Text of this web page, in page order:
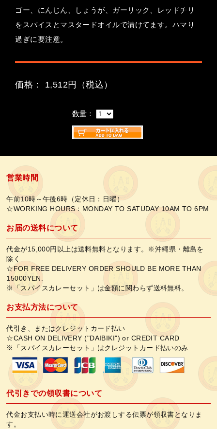
ゴー、にんじん、しょうが、ガーリック、レッドチリ
をスパイスとマスタードオイルで漬けてます。ハマり
過ぎに要注意。
価格： 1,512円（税込）
数量：
営業時間
午前10時～午後6時（定休日：日曜）
☆WORKING HOURS：MONDAY TO SATUDAY 10AM TO 6PM
お届の送料について
代金が15,000円以上は送料無料となります。※沖縄県・離島を
除く
☆FOR FREE DELIVERY ORDER SHOULD BE MORE THAN
15000YEN.
※「スパイスカレーセット」は金額に関わらず送料無料。
お支払方法について
代引き、またはクレジットカード払い
☆CASH ON DELIVERY ("DAIBIKI") or CREDIT CARD
※「スパイスカレーセット」はクレジットカード払いのみ
代引きでの領収書について
代金お支払い時に運送会社がお渡しする伝票が領収書となりま
す。